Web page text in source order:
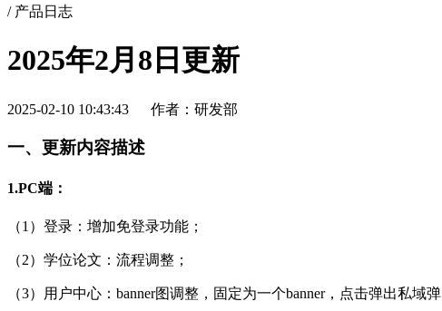
/ 产品日志
2025年2月8日更新
2025-02-10 10:43:43 作者：研发部
一、更新内容描述
1.PC端：
（1）登录：增加免登录功能；
（2）学位论文：流程调整；
（3）用户中心：banner图调整，固定为一个banner，点击弹出私域